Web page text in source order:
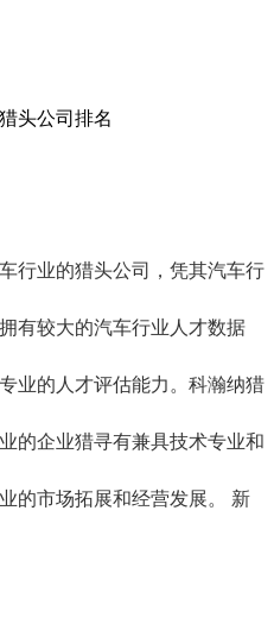
行业的猎头公司，凭其汽车行
有较大的汽车行业人才数据
业的人才评估能力。科瀚纳猎
的企业猎寻有兼具技术专业和
的市场拓展和经营发展。 新